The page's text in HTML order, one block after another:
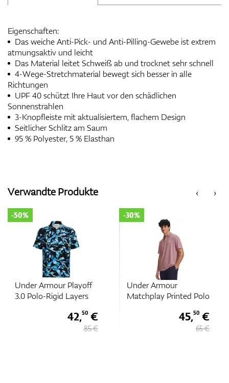
Eigenschaften:
Das weiche Anti-Pick- und Anti-Pilling-Gewebe ist extrem
atmungsaktiv und leicht
Das Material leitet Schweiß ab und trocknet sehr schnell
4-Wege-Stretchmaterial bewegt sich besser in alle
Richtungen
UPF 40 schützt Ihre Haut vor den schädlichen
Sonnenstrahlen
3-Knopfleiste mit aktualisiertem, flachem Design
Seitlicher Schlitz am Saum
95 % Polyester, 5 % Elasthan
‹
Verwandte Produkte ›
Under Armour Playoff
3.0 Polo-Rigid Layers
-50%
42,50€
85 €
Under Armour
Matchplay Printed Polo
-30%
45,50 €
65 €